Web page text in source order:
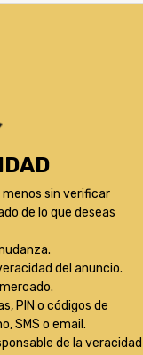
sin verificar
de lo que deseas
del anuncio.
PIN o códigos de
SMS o email.
de la